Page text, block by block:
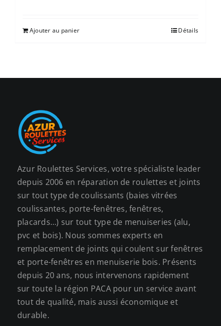
Ajouter au panier Détails
Azur Roulettes Services, votre spécialiste leader
depuis 2006 en réparation de roulettes et joints
sur tout type de coulissants (baies vitrées
coulissantes, porte-fenêtres, fenêtres,
placards…) sur tout type de menuiseries (alu,
pvc et bois). Nous sommes experts en
remplacement de joints qui coulent sur fenêtres
et porte-fenêtres en menuiserie bois. Présents
depuis 20 ans, nous intervenons rapidement
sur toute la région PACA pour un service avant
tout de qualité, mais aussi économique et
durable.